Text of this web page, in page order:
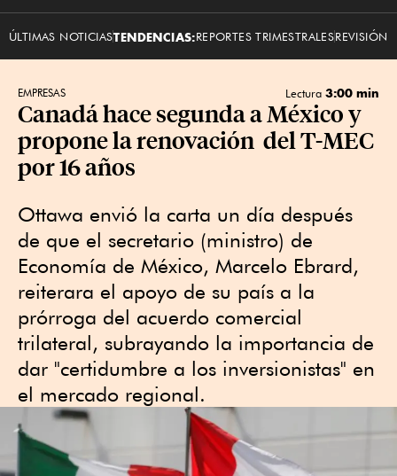
ÚLTIMAS NOTICIASTENDENCIAS:REPORTES TRIMESTRALESREVISIÓN
EMPRESAS Lectura 3:00 min
Canadá hace segunda a México y
propone la renovación del T-MEC
por 16 años
Ottawa envió la carta un día después
de que el secretario (ministro) de
Economía de México, Marcelo Ebrard,
reiterara el apoyo de su país a la
prórroga del acuerdo comercial
trilateral, subrayando la importancia de
dar "certidumbre a los inversionistas" en
el ​mercado regional.